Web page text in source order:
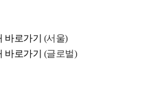
바로가기 (서울)
바로가기 (글로벌)